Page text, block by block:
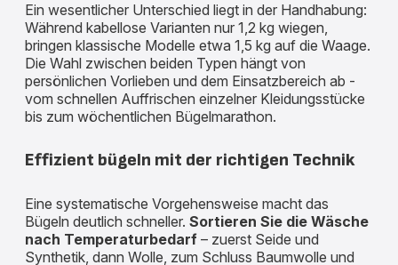
Ein wesentlicher Unterschied liegt in der Handhabung:
Während kabellose Varianten nur 1,2 kg wiegen,
bringen klassische Modelle etwa 1,5 kg auf die Waage.
Die Wahl zwischen beiden Typen hängt von
persönlichen Vorlieben und dem Einsatzbereich ab -
vom schnellen Auffrischen einzelner Kleidungsstücke
bis zum wöchentlichen Bügelmarathon.
Effizient bügeln mit der richtigen Technik
Eine systematische Vorgehensweise macht das
Bügeln deutlich schneller. Sortieren Sie die Wäsche
nach Temperaturbedarf – zuerst Seide und
Synthetik, dann Wolle, zum Schluss Baumwolle und